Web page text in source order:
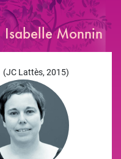
Isabelle Monnin
(JC Lattès, 2015)
l'enveloppe